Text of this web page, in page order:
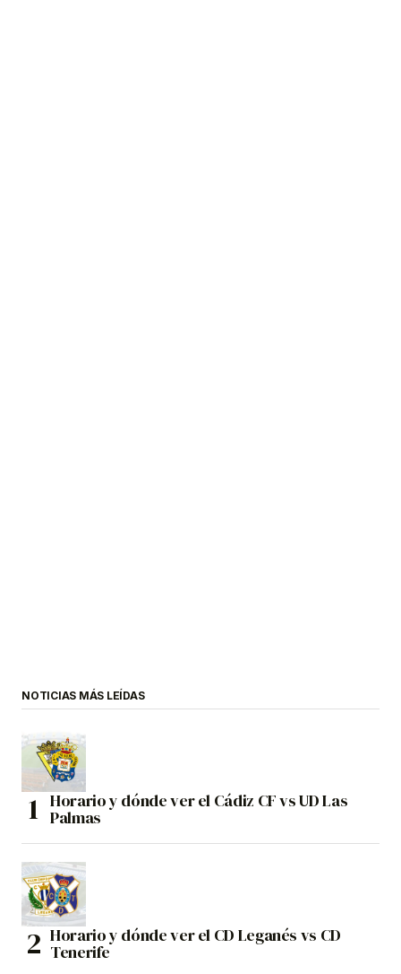
NOTICIAS MÁS LEÍDAS
Horario y dónde ver el Cádiz CF vs UD Las
Palmas
Horario y dónde ver el CD Leganés vs CD
Tenerife